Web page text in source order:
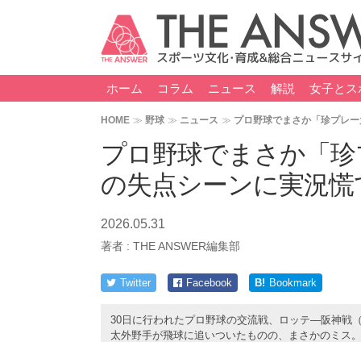
ホーム コラム ニュース 解説 女子とス
HOME 野球 ニュース プロ野球でまさか「珍プレ
プロ野球でまさか「
の失点シーンに実況
2026.05.31
著者 : THE ANSWER編集部
Twitter Facebook B! Bookmark
30日に行われたプロ野球の交流戦、ロッテ―阪神戦
太外野手が飛球に追いついたものの、まさかのミス